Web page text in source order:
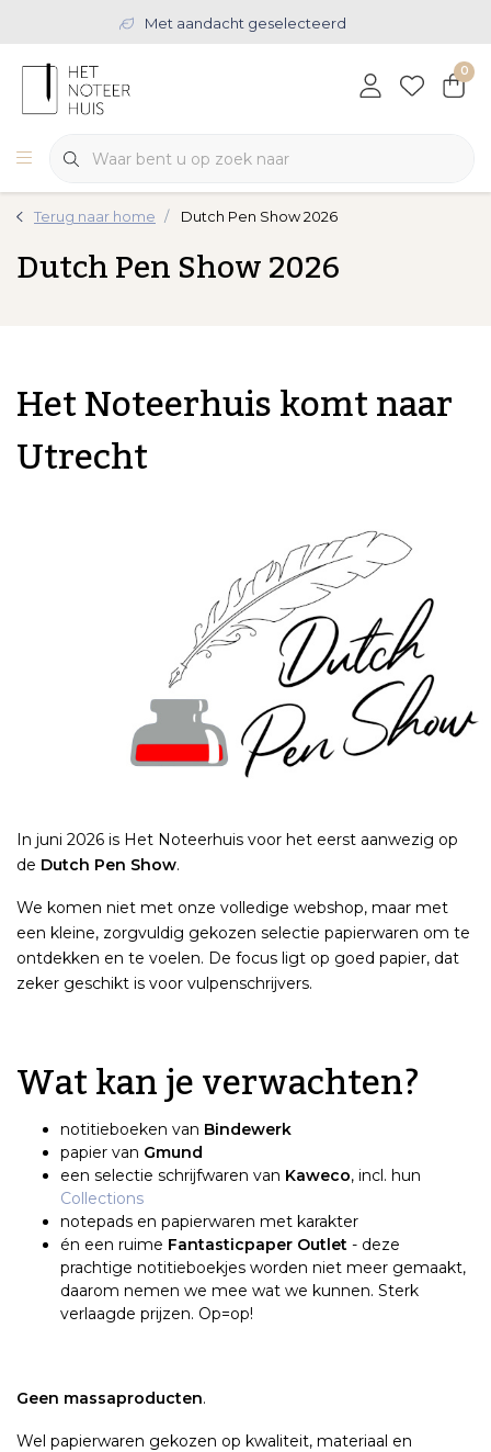
Met aandacht geselecteerd
0
Terug naar home Dutch Pen Show 2026
Dutch Pen Show 2026
Het Noteerhuis komt naar
Utrecht
In juni 2026 is Het Noteerhuis voor het eerst aanwezig op
de Dutch Pen Show.
We komen niet met onze volledige webshop, maar met
een kleine, zorgvuldig gekozen selectie papierwaren om te
ontdekken en te voelen. De focus ligt op goed papier, dat
zeker geschikt is voor vulpenschrijvers.
Wat kan je verwachten?
notitieboeken van Bindewerk
papier van Gmund
een selectie schrijfwaren van Kaweco, incl. hun
Collections
notepads en papierwaren met karakter
én een ruime Fantasticpaper Outlet - deze
prachtige notitieboekjes worden niet meer gemaakt,
daarom nemen we mee wat we kunnen. Sterk
verlaagde prijzen. Op=op!
Geen massaproducten.
Wel papierwaren gekozen op kwaliteit, materiaal en